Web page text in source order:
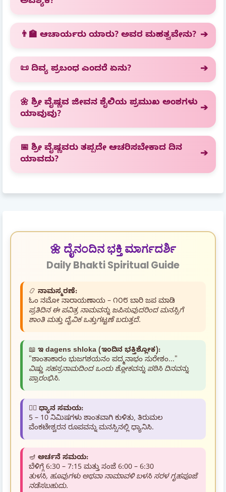
👨‍🏫 ಆಚಾರ್ಯರು ಯಾರು? ಅವರ ಮಹತ್ವವೇನು?
📜 ದಿವ್ಯ ಪ್ರಬಂಧ ಎಂದರೆ ಏನು?
🌼 ಶ್ರೀ ವೈಷ್ಣವ ಜೀವನ ಶೈಲಿಯ ಪ್ರಮುಖ ಅಂಶಗಳು
ಯಾವುವು?
📅 ಶ್ರೀ ವೈಷ್ಣವರು ತಪ್ಪದೇ ಆಚರಿಸಬೇಕಾದ ದಿನ
ಯಾವದು?
🌼 ದೈನಂದಿನ ಭಕ್ತಿ ಮಾರ್ಗದರ್ಶಿ
Daily Bhakti Spiritual Guide
📿 ನಾಮಸ್ಮರಣೆ:
ಓಂ ನಮೋ ನಾರಾಯಣಾಯ – ೧೦೮ ಬಾರಿ ಜಪ ಮಾಡಿ
ಪ್ರತಿದಿನ ಈ ಪವಿತ್ರ ನಾಮವನ್ನು ಜಪಿಸುವುದರಿಂದ ಮನಸ್ಸಿಗೆ
ಶಾಂತಿ ಮತ್ತು ದೈವಿಕ ಒತ್ತುಗಟ್ಟಣೆ ಬರುತ್ತದೆ.
📖 ಇ dagens shloka (ಇಂದಿನ ಭಕ್ತಿಶ್ಲೋಕ):
"ಶಾಂತಾಕಾರಂ ಭುಜಗಶಯನಂ ಪದ್ಮನಾಭಂ ಸುರೇಶಂ..."
ವಿಷ್ಣು ಸಹಸ್ರನಾಮದಿಂದ ಒಂದು ಶ್ಲೋಕವನ್ನು ಪಠಿಸಿ ದಿನವನ್ನು
ಪ್ರಾರಂಭಿಸಿ.
🧘‍♂️ ಧ್ಯಾನ ಸಮಯ:
5 – 10 ನಿಮಿಷಗಳು ಶಾಂತವಾಗಿ ಕುಳಿತು, ತಿರುಮಲ
ವೆಂಕಟೇಶ್ವರನ ರೂಪವನ್ನು ಮನಸ್ಸಿನಲ್ಲಿ ಧ್ಯಾನಿಸಿ.
🪔 ಅರ್ಚನೆ ಸಮಯ:
ಬೆಳಿಗ್ಗೆ 6:30 – 7:15 ಮತ್ತು ಸಂಜೆ 6:00 – 6:30
ತುಳಸಿ, ಹೂವುಗಳು ಅಥವಾ ನಾಮಾವಳಿ ಬಳಸಿ ಸರಳ ಗೃಹಪೂಜೆ
ನಡೆಸಬಹುದು.